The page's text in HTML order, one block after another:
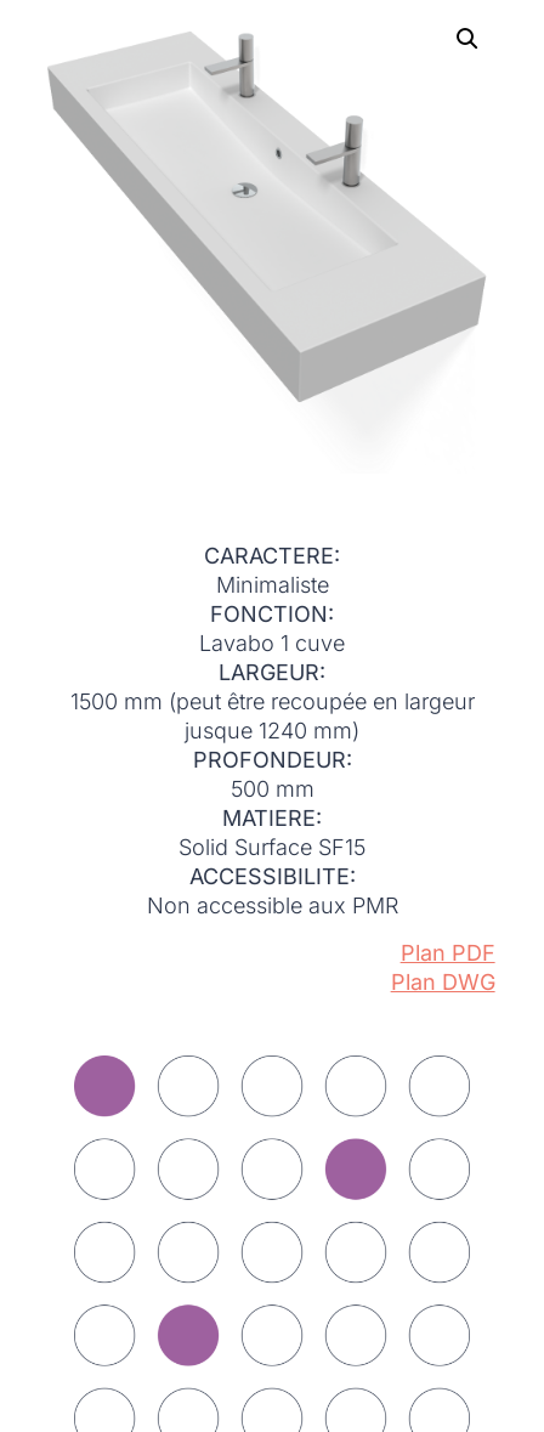
CARACTERE:
Minimaliste
FONCTION:
Lavabo 1 cuve
LARGEUR:
1500 mm (peut être recoupée en largeur
jusque 1240 mm)
PROFONDEUR:
500 mm
MATIERE:
Solid Surface SF15
ACCESSIBILITE:
Non accessible aux PMR
Plan PDF
Plan DWG